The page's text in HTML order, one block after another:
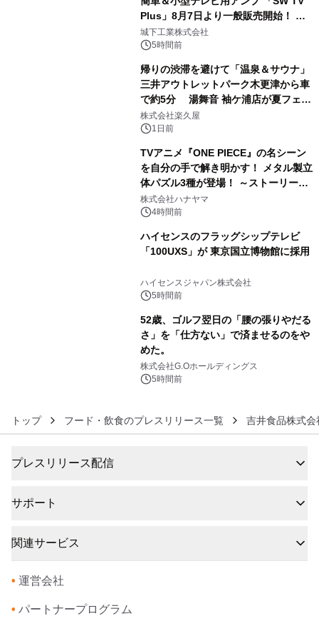
Plus」8月7日より一般販売開始！ ケ
ーブル1本つなぐだけ、テレビの音が
ぐっと豊かに
城下工業株式会社
5時間前
帰りの渋滞を避けて「温泉＆サウナ」
三井アウトレットパーク木更津から車
で約5分 湯舞音 袖ケ浦店が夏フェア
メニューを提供
株式会社楽久屋
1日前
TVアニメ『ONE PIECE』の名シーン
を自分の手で解き明かす！ メタル製立
体パズル3種が登場！ ～ストーリーと
ギミックが融合した 大人の体験型パズ
ルが8月7日(金)12時より先行予約受付
株式会社ハナヤマ
4時間前
ハイセンスのフラッグシップテレビ
「100UXS」が 東京国立博物館に採用
ハイセンスジャパン株式会社
5時間前
52歳、ゴルフ翌日の「腰の張りやだる
さ」を「仕方ない」で済ませるのをや
めた。
株式会社G.Oホールディングス
5時間前
トップ フード・飲食のプレスリリース一覧 吉井食品株式会
プレスリリース配信
サポート
関連サービス
• 運営会社
• パートナープログラム